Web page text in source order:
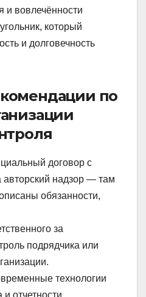
и вовлечённости
который
и долговечность
по
договор с
авторский надзор — там
обязанности,
за
подрядчика или
технологии
отчетности.